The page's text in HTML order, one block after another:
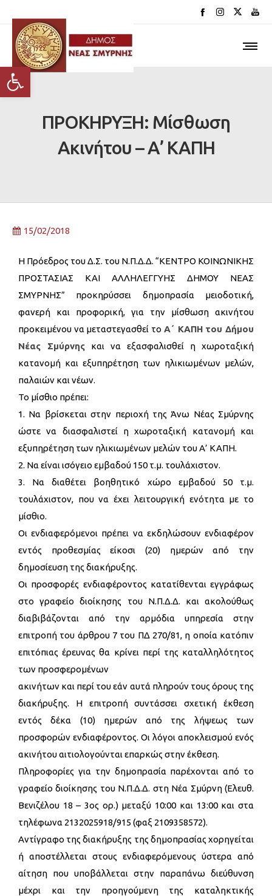
Ανοίξτε τη γραμμή εργαλείων
ΠΡΟΚΗΡΥΞΗ: Μίσθωση
Ακινήτου – Α’ ΚΑΠΗ
15/02/2018
Η Πρόεδρος του Δ.Σ. του Ν.Π.Δ.Δ. “ΚΕΝΤΡΟ ΚΟΙΝΩΝΙΚΗΣ
ΠΡΟΣΤΑΣΙΑΣ ΚΑΙ ΑΛΛΗΛΕΓΓΥΗΣ ΔΗΜΟΥ ΝΕΑΣ
ΣΜΥΡΝΗΣ” προκηρύσσει δημοπρασία μειοδοτική,
φανερή και προφορική, για την μίσθωση ακινήτου
προκειμένου να μεταστεγασθεί το Α΄ ΚΑΠΗ του Δήμου
Νέας Σμύρνης και να εξασφαλισθεί η χωροταξική
κατανομή και εξυπηρέτηση των ηλικιωμένων μελών,
παλαιών και νέων.
Το μίσθιο πρέπει:
1. Να βρίσκεται στην περιοχή της Άνω Νέας Σμύρνης
ώστε να διασφαλιστεί η χωροταξική κατανομή και
εξυπηρέτηση των ηλικιωμένων μελών του Α’ ΚΑΠΗ.
2. Να είναι ισόγειο εμβαδού 150 τ.μ. τουλάχιστον.
3. Να διαθέτει βοηθητικό χώρο εμβαδού 50 τ.μ.
τουλάχιστον, που να έχει λειτουργική ενότητα με το
μίσθιο.
Οι ενδιαφερόμενοι πρέπει να εκδηλώσουν ενδιαφέρον
εντός προθεσμίας είκοσι (20) ημερών από την
δημοσίευση της διακήρυξης.
Οι προσφορές ενδιαφέροντος κατατίθενται εγγράφως
στο γραφείο διοίκησης του Ν.Π.Δ.Δ. και ακολούθως
διαβιβάζονται από την αρμόδια υπηρεσία στην
επιτροπή του άρθρου 7 του ΠΔ 270/81, η οποία κατόπιν
επιτόπιας έρευνας θα κρίνει περί της καταλληλότητος
των προσφερομένων
ακινήτων και περί του εάν αυτά πληρούν τους όρους της
διακήρυξης. Η επιτροπή συντάσσει σχετική έκθεση
εντός δέκα (10) ημερών από της λήψεως των
προσφορών ενδιαφέροντος. Οι λόγοι αποκλεισμού ενός
ακινήτου αιτιολογούνται επαρκώς στην έκθεση.
Πληροφορίες για την δημοπρασία παρέχονται από το
γραφείο διοίκησης του Ν.Π.Δ.Δ. στη Νέα Σμύρνη (Ελευθ.
Βενιζέλου 18 – 3ος ορ.) μεταξύ 10:00 και 13:00 και στα
τηλέφωνα 2132025918/915 (φαξ 2109358572).
Αντίγραφο της διακήρυξης της δημοπρασίας χορηγείται
ή αποστέλλεται στους ενδιαφερόμενους ύστερα από
αίτηση που υποβάλλεται στην παραπάνω διεύθυνση
μέχρι και την προηγούμενη της καταληκτικής